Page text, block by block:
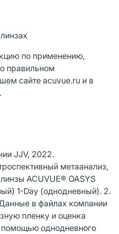
по применению,
правильном
сайте acuvue.ru и в
JJV, 2022.
метаанализ,
ACUVUE® OASYS
1-Day (однодневный). 2.
в файлах компании
пленку и оценка
помощью однодневного